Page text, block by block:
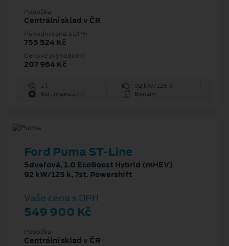
Pobočka
Centrální sklad v ČR
Původní cena s DPH
755 524 Kč
Cenové zvýhodnění
207 964 Kč
1 l
92 kW/125 k
6st. manuální
Benzín
Ford Puma ST-Line
5dveřová, 1.0 EcoBoost Hybrid (mHEV)
92 kW/125 k, 7st. Powershift
Vaše cena s DPH
549 900 Kč
Pobočka
Centrální sklad v ČR